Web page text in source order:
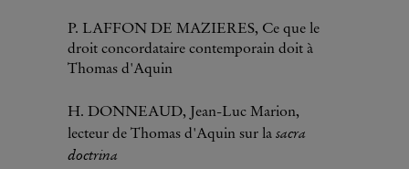
P. LAFFON DE MAZIERES, Ce que le
droit concordataire contemporain doit à
Thomas d'Aquin
H. DONNEAUD, Jean-Luc Marion,
lecteur de Thomas d'Aquin sur la sacra
doctrina